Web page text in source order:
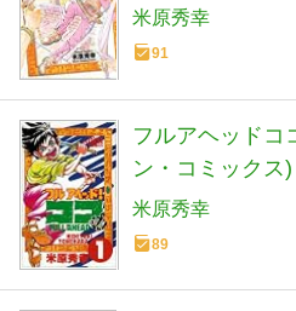
米原秀幸
91
フルアヘッドコ
ン・コミックス)
米原秀幸
89